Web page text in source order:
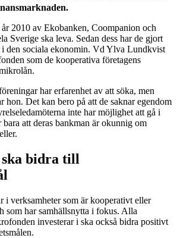
2010 av Ekobanken, Coompanion och
Sverige ska leva. Sedan dess har de gjort
den sociala ekonomin. Vd Ylva Lundkvist
som de kooperativa företagens
har erfarenhet av att söka, men
hon. Det kan bero på att de saknar egendom
inte har möjlighet att gå i
att deras bankman är okunnig om
bidra till
i verksamheter som är kooperativt eller
som har samhällsnytta i fokus. Alla
investerar i ska också bidra positivt